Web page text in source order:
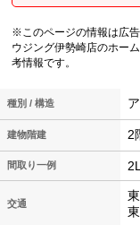
※このページの情報は広
ウジング伊勢崎店のホー
考情報です。
種別 / 構造
建物階建 2
間取り一例
交通